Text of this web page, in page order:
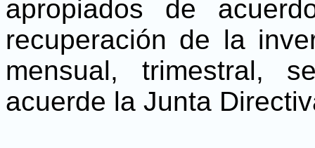
apropiados de
recuperación de la
mensual, trimestral,
acuerde la Junta